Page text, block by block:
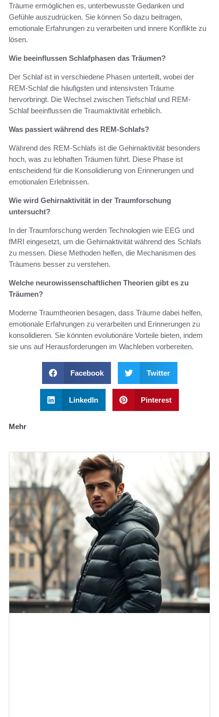
Träume ermöglichen es, unterbewusste Gedanken und
Gefühle auszudrücken. Sie können So dazu beitragen,
emotionale Erfahrungen zu verarbeiten und innere Konflikte zu
lösen.
Wie beeinflussen Schlafphasen das Träumen?
Der Schlaf ist in verschiedene Phasen unterteilt, wobei der
REM-Schlaf die häufigsten und intensivsten Träume
hervorbringt. Die Wechsel zwischen Tiefschlaf und REM-
Schlaf beeinflussen die Traumaktivität erheblich.
Was passiert während des REM-Schlafs?
Während des REM-Schlafs ist die Gehirnaktivität besonders
hoch, was zu lebhaften Träumen führt. Diese Phase ist
entscheidend für die Konsolidierung von Erinnerungen und
emotionalen Erlebnissen.
Wie wird Gehirnaktivität in der Traumforschung
untersucht?
In der Traumforschung werden Technologien wie EEG und
fMRI eingesetzt, um die Gehirnaktivität während des Schlafs
zu messen. Diese Methoden helfen, die Mechanismen des
Träumens besser zu verstehen.
Welche neurowissenschaftlichen Theorien gibt es zu
Träumen?
Moderne Traumtheorien besagen, dass Träume dabei helfen,
emotionale Erfahrungen zu verarbeiten und Erinnerungen zu
konsolidieren. Sie könnten evolutionäre Vorteile bieten, indem
sie uns auf Herausforderungen im Wachleben vorbereiten.
Facebook Twitter
LinkedIn Pinterest
Mehr